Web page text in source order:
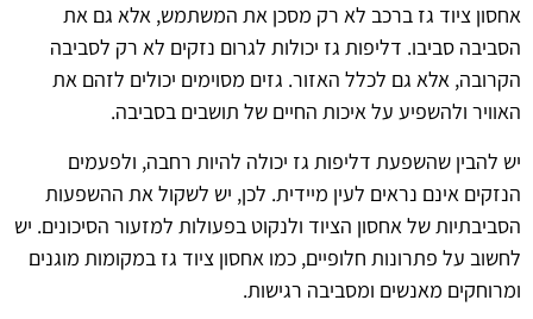
אחסון ציוד גז ברכב לא רק מסכן את המשתמש, אלא גם את
הסביבה סביבו. דליפות גז יכולות לגרום נזקים לא רק לסביבה
הקרובה, אלא גם לכלל האזור. גזים מסוימים יכולים לזהם את
האוויר ולהשפיע על איכות החיים של תושבים בסביבה.
יש להבין שהשפעת דליפות גז יכולה להיות רחבה, ולפעמים
הנזקים אינם נראים לעין מיידית. לכן, יש לשקול את ההשפעות
הסביבתיות של אחסון הציוד ולנקוט בפעולות למזעור הסיכונים. יש
לחשוב על פתרונות חלופיים, כמו אחסון ציוד גז במקומות מוגנים
ומרוחקים מאנשים ומסביבה רגישות.